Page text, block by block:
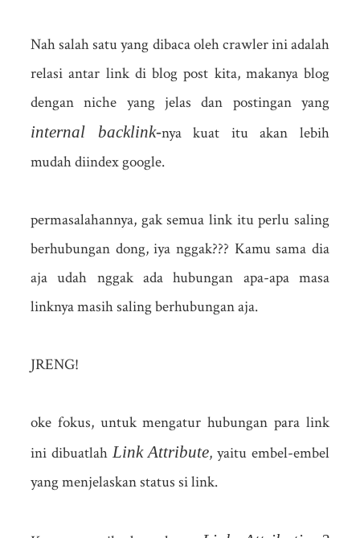
Nah salah satu yang dibaca oleh crawler ini adalah
relasi antar link di blog post kita, makanya blog
dengan niche yang jelas dan postingan yang
internal backlink-nya kuat itu akan lebih
mudah diindex google.
permasalahannya, gak semua link itu perlu saling
berhubungan dong, iya nggak??? Kamu sama dia
aja udah nggak ada hubungan apa-apa masa
linknya masih saling berhubungan aja.
JRENG!
oke fokus, untuk mengatur hubungan para link
ini dibuatlah Link Attribute, yaitu embel-embel
yang menjelaskan status si link.